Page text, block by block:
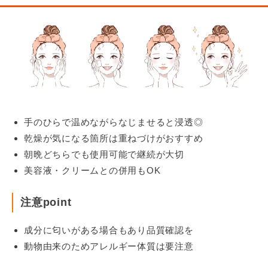
手のひらで温めながらなじませると浸透◎
乾燥が気になる箇所は重ねづけがおすすめ
朝晩どちらでも使用可能で継続が大切
美容液・クリームとの併用もOK
注意point
成分に匂いがある場合もあり品質確認を
動物由来のためアレルギー体質は要注意